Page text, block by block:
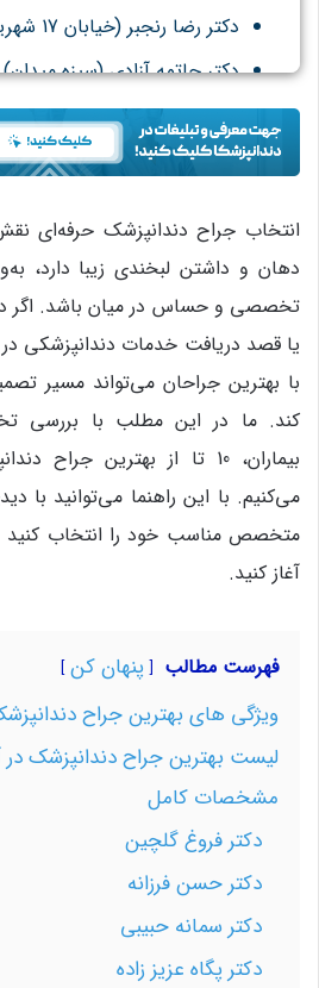
دکتر رضا رنجبر (خیابان 17 شهریور)
دکتر حاتمه آزادی (سبزه میدان)
انتخاب جراح دندانپزشک حرفه‌ای
دهان و داشتن لبخندی زیبا دارد،
تخصصی و حساس در میان باشد. اگر
یا قصد دریافت خدمات دندانپزشکی در
با بهترین جراحان می‌تواند مسیر
کند. ما در این مطلب با بررسی
بیماران، 10 تا از بهترین
می‌کنیم. با این راهنما می‌توانید با
متخصص مناسب خود را انتخاب کنید
آغاز کنید.
فهرست مطالب
پنهان کن
ویژگی های بهترین جراح
لیست بهترین جراح دندانپزشک در
مشخصات کامل
دکتر فروغ گلچین
دکتر حسن فرزانه
دکتر سمانه حبیبی
دکتر پگاه عزیز زاده